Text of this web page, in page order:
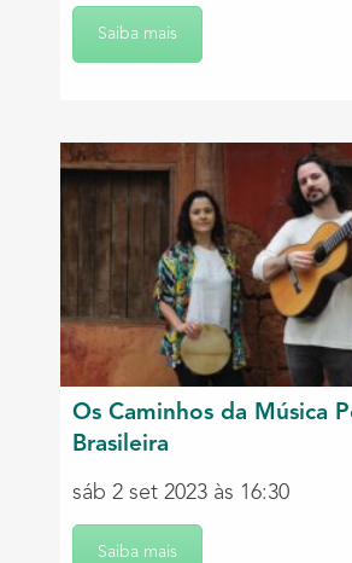
Saiba mais
Os Caminhos da Música
Brasileira
sáb 2 set 2023 às 16:30
Saiba mais